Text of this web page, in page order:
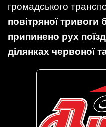
громадського
повітряної
припинено рух
ділянках червоної